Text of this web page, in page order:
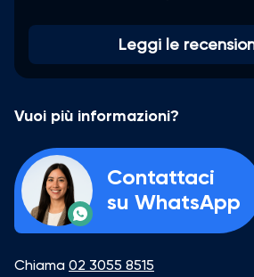
Leggi le
Vuoi più informazioni?
Contattaci
su WhatsApp
Chiama 02 3055 8515